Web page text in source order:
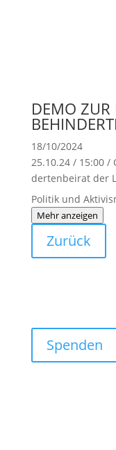
DEMO
18/10/2024
25.10.24 / 15:00
der­ten­beirat der
Politik und
Mehr anzeigen
Zurück
Spenden